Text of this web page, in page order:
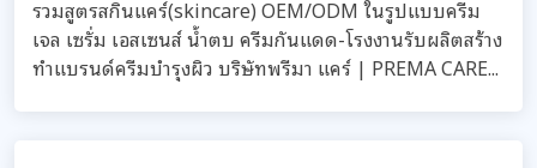
รวมสูตรสกินแคร์(skincare) OEM/ODM ในรูปแบบครีม
เจล เซรั่ม เอสเซนส์ น้ำตบ ครีมกันแดด-โรงงานรับผลิตสร้าง
ทำแบรนด์ครีมบำรุงผิว บริษัทพรีมา แคร์ | PREMA CARE...